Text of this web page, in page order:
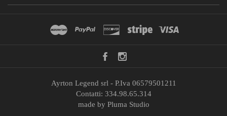
Ayrton Legend srl - P.Iva 06579501211
Contatti: 334.98.65.314
made by Pluma Studio